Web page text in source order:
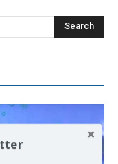
Search